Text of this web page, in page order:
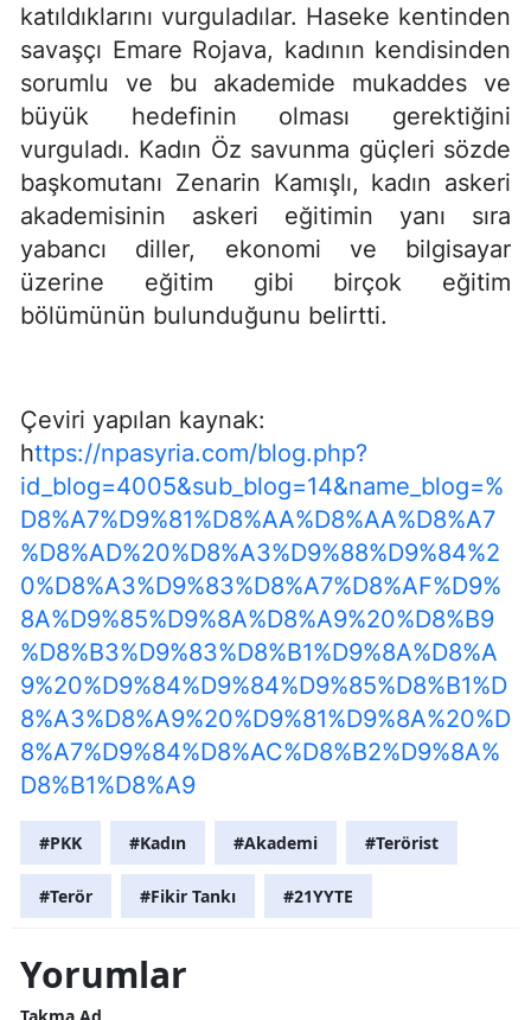
katıldıklarını vurguladılar. Haseke kentinden
savaşçı Emare Rojava, kadının kendisinden
sorumlu ve bu akademide mukaddes ve
büyük hedefinin olması gerektiğini
vurguladı. Kadın Öz savunma güçleri sözde
başkomutanı Zenarin Kamışlı, kadın askeri
akademisinin askeri eğitimin yanı sıra
yabancı diller, ekonomi ve bilgisayar
üzerine eğitim gibi birçok eğitim
bölümünün bulunduğunu belirtti.
Çeviri yapılan kaynak:
https://npasyria.com/blog.php?
id_blog=4005&sub_blog=14&name_blog=%
D8%A7%D9%81%D8%AA%D8%AA%D8%A7
%D8%AD%20%D8%A3%D9%88%D9%84%2
0%D8%A3%D9%83%D8%A7%D8%AF%D9%
8A%D9%85%D9%8A%D8%A9%20%D8%B9
%D8%B3%D9%83%D8%B1%D9%8A%D8%A
9%20%D9%84%D9%84%D9%85%D8%B1%D
8%A3%D8%A9%20%D9%81%D9%8A%20%D
8%A7%D9%84%D8%AC%D8%B2%D9%8A%
D8%B1%D8%A9
#PKK #Kadın #Akademi #Terörist
#Terör #Fikir Tankı #21YYTE
Yorumlar